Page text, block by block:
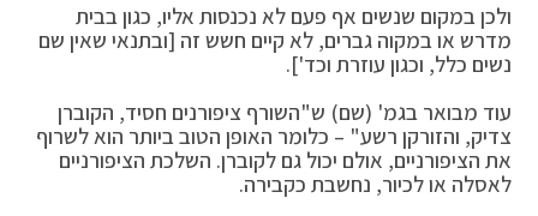
ולכן במקום שנשים אף פעם לא נכנסות אליו, כגון בבית
מדרש או במקוה גברים, לא קיים חשש זה [ובתנאי שאין שם
נשים כלל, וכגון עוזרת וכד'].
עוד מבואר בגמ' (שם) ש"השורף ציפורנים חסיד, הקוברן
צדיק, והזורקן רשע" – כלומר האופן הטוב ביותר הוא לשרוף
את הציפורניים, אולם יכול גם לקוברן. השלכת הציפורניים
לאסלה או לכיור, נחשבת כקבירה.